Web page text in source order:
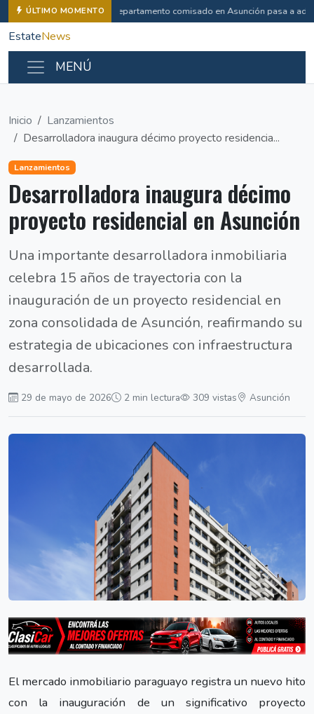
ÚLTIMO MOMENTO Departamento comisado en Asunción pasa a
EstateNews
MENÚ
Inicio
Lanzamientos
Desarrolladora inaugura décimo proyecto residencia...
Lanzamientos
Desarrolladora inaugura décimo
proyecto residencial en Asunción
Una importante desarrolladora inmobiliaria
celebra 15 años de trayectoria con la
inauguración de un proyecto residencial en
zona consolidada de Asunción, reafirmando su
estrategia de ubicaciones con infraestructura
desarrollada.
29 de mayo de 2026 2 min lectura 309 vistas Asunción
El mercado inmobiliario paraguayo registra un nuevo hito
con la inauguración de un significativo proyecto